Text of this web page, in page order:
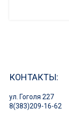
КОНТАКТЫ:
ул. Гоголя 227
8(383)209-16-62